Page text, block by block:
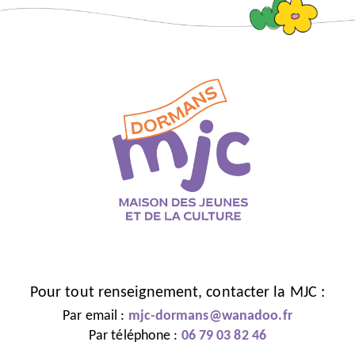
Pour tout renseignement, contacter la MJC :
Par email : mjc-dormans@wanadoo.fr
Par téléphone : 06 79 03 82 46